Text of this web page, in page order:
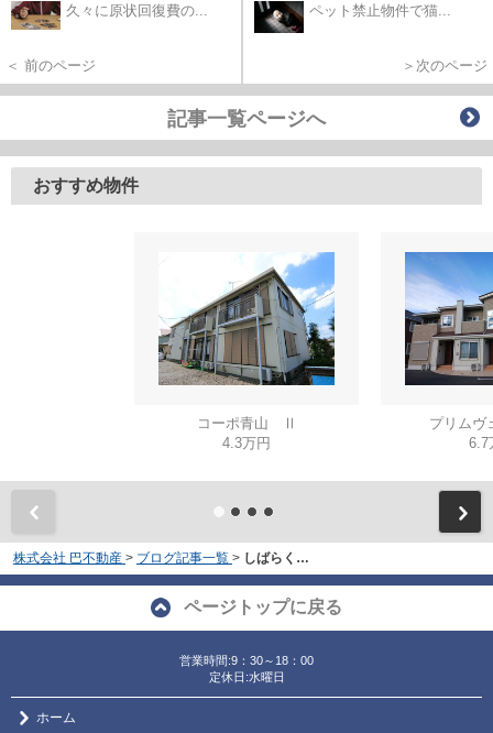
久々に原状回復費の...
＜ 前のページ
ペット禁止物件で猫...
＞次のページ
記事一覧ページへ
おすすめ物件
コーポ青山 Ⅱ
4.3万円
プリム
6.7
株式会社 巴不動産 > ブログ記事一覧 > しばらく…
ページトップに戻る
営業時間:9：30～18：00
定休日:水曜日
ホーム